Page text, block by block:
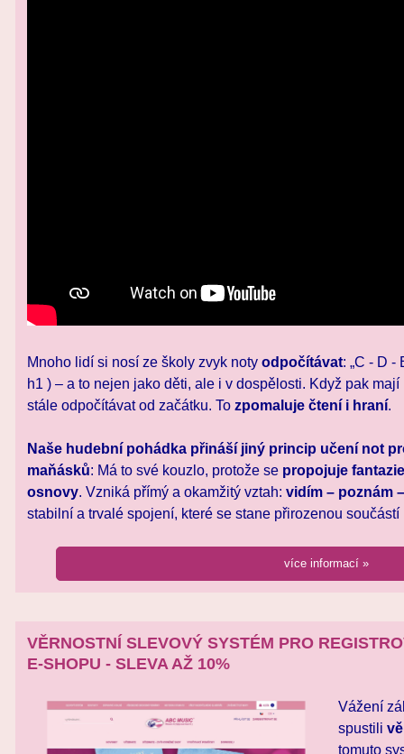
Mnoho lidí si nosí ze školy zvyk noty odpočítávat: „C - D -
h1 ) – a to nejen jako děti, ale i v dospělosti. Když pak
stále odpočítávat od začátku. To zpomaluje čtení i hraní.
Naše hudební pohádka přináší jiný princip učení not
maňásků: Má to své kouzlo, protože se propojuje
osnovy. Vzniká přímý a okamžitý vztah: vidím – poznám
stabilní a trvalé spojení, které se stane přirozenou
více informací »
VĚRNOSTNÍ SLEVOVÝ SYSTÉM PRO
E-SHOPU - SLEVA AŽ 10%
Vážení
spustili
tomuto